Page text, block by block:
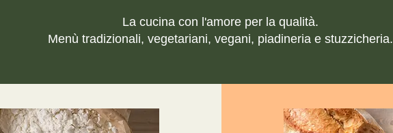
La cucina con l'amore per la qualità.
Menù tradizionali, vegetariani, vegani, piadineria e stuzzicheria.